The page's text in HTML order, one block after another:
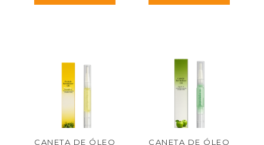
CANETA DE ÓLEO CANETA DE ÓLEO